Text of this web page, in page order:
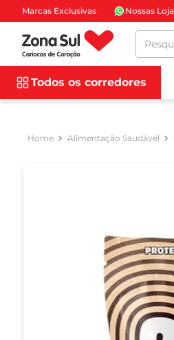
Marcas Exclusivas Nossas
Todos os corredores
Alimentação Saudável